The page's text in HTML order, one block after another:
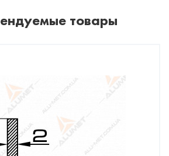
товары